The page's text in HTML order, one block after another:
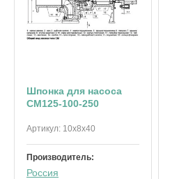
Шпонка для насоса
СМ125-100-250
Артикул: 10х8х40
Производитель:
Россия